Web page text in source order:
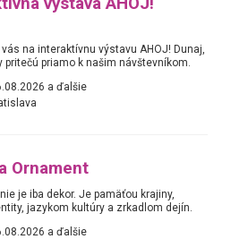
vás na interaktívnu výstavu AHOJ! Dunaj,
pritečú priamo k našim návštevníkom.
a ďalšie
Ornament
je iba dekor. Je pamäťou krajiny,
jazykom kultúry a zrkadlom dejín.
a ďalšie